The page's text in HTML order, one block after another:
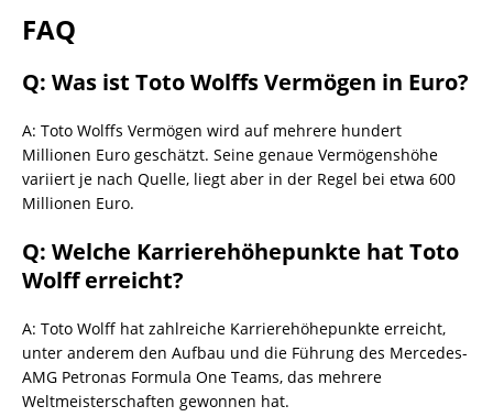
FAQ
Q: Was ist Toto Wolffs Vermögen in Euro?
A: Toto Wolffs Vermögen wird auf mehrere hundert
Millionen Euro geschätzt. Seine genaue Vermögenshöhe
variiert je nach Quelle, liegt aber in der Regel bei etwa 600
Millionen Euro.
Q: Welche Karrierehöhepunkte hat Toto
Wolff erreicht?
A: Toto Wolff hat zahlreiche Karrierehöhepunkte erreicht,
unter anderem den Aufbau und die Führung des Mercedes-
AMG Petronas Formula One Teams, das mehrere
Weltmeisterschaften gewonnen hat.